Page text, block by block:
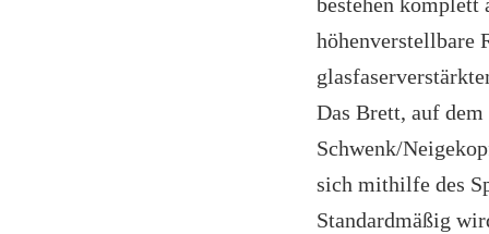
höhenverstellbare
Das Brett, auf
Schwenk/
sich mithilfe des
Standardmäßig